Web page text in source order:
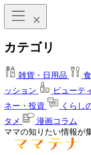
カテゴリ
雑貨・日用品
ッション
ビューテ
ネー・投資
くらし
タメ
漫画コラム
ママの知りたい情報が